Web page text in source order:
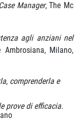
Manager, The Mc
agli anziani nel
Ambrosiana, Milano,
comprenderla e
prove di efficacia.